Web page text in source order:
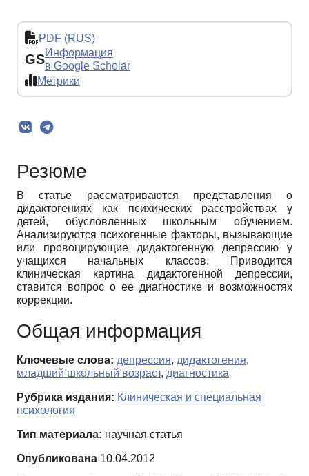
PDF (RUS)
GSИнформация
в Google Scholar
Метрики
Резюме
В статье рассматриваются представления о
дидактогениях как психических расстройствах у
детей, обусловленных школьным обучением.
Анализируются психогенные факторы, вызывающие
или провоцирующие дидактогенную депрессию у
учащихся начальных классов. Приводится
клиническая картина дидактогенной депрессии,
ставится вопрос о ее диагностике и возможностях
коррекции.
Общая информация
Ключевые слова: депрессия, дидактогения,
младший школьный возраст, диагностика
Рубрика издания: Клиническая и специальная
психология
Тип материала: научная статья
Опубликована 10.04.2012